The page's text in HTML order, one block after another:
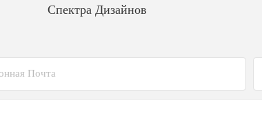
Спектра Дизайнов
Почта